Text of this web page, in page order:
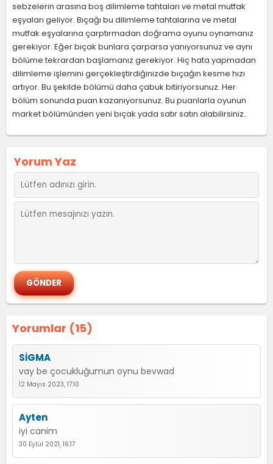
sebzelerin arasına boş dilimleme tahtaları ve metal mutfak
eşyaları geliyor. Bıçağı bu dilimleme tahtalarına ve metal
mutfak eşyalarına çarptırmadan doğrama oyunu oynamanız
gerekiyor. Eğer bıçak bunlara çarparsa yanıyorsunuz ve aynı
bölüme tekrardan başlamanız gerekiyor. Hiç hata yapmadan
dilimleme işlemini gerçekleştirdiğinizde bıçağın kesme hızı
artıyor. Bu şekilde bölümü daha çabuk bitiriyorsunuz. Her
bölüm sonunda puan kazanıyorsunuz. Bu puanlarla oyunun
market bölümünden yeni bıçak yada satır satın alabilirsiniz.
Yorumlar (15)
SİGMA
vay be çocukluğumun oynu bevwad
12 Mayıs 2023, 17:10
Ayten
iyi canim
30 Eylül 2021, 16:17
Yorum Yaz